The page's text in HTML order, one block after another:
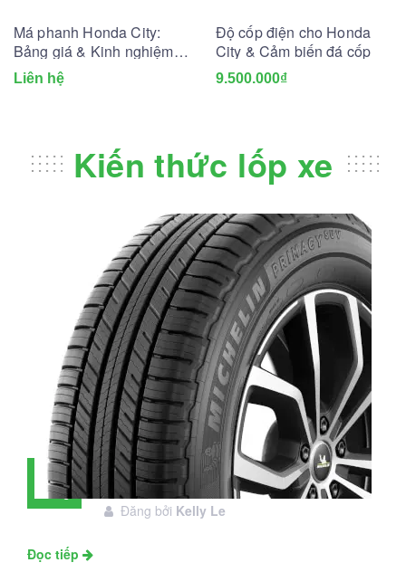
Má phanh Honda City:
Bảng giá & Kinh nghiệm
thay lắp
Liên hệ
Độ cốp điện cho Honda
City & Cảm biến đá cốp
9.500.000₫
Kiến thức lốp xe
28
Tháng
Đánh giá lốp Michelin Primacy SUV:
Đáng đầu tư không?
Đăng bởi Kelly Le
Đọc tiếp